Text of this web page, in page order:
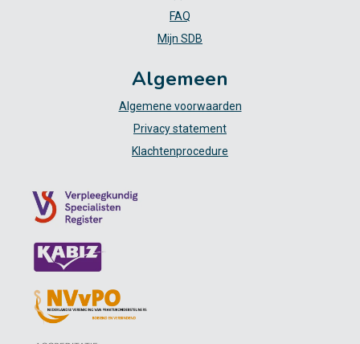
FAQ
Mijn SDB
Algemeen
Algemene voorwaarden
Privacy statement
Klachtenprocedure